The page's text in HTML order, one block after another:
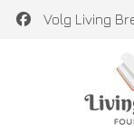
Volg Living